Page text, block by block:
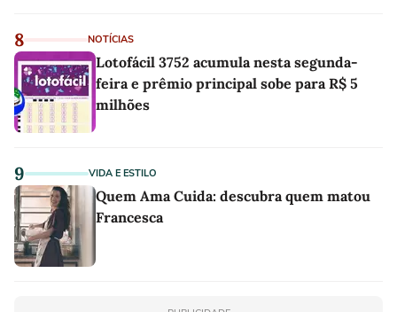
8 NOTÍCIAS
Lotofácil 3752 acumula nesta segunda-
feira e prêmio principal sobe para R$ 5
milhões
9 VIDA E ESTILO
Quem Ama Cuida: descubra quem matou
Francesca